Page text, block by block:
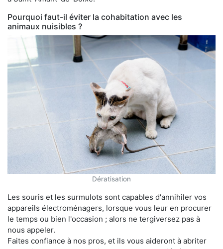
Pourquoi faut-il éviter la cohabitation avec les
animaux nuisibles ?
Dératisation
Les souris et les surmulots sont capables d'annihiler vos
appareils électroménagers, lorsque vous leur en procurer
le temps ou bien l'occasion ; alors ne tergiversez pas à
nous appeler.
Faites confiance à nos pros, et ils vous aideront à abriter